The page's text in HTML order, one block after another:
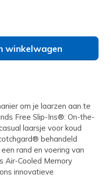
winkelwagen
om je laarzen aan te
Free Slip-Ins®: On-the-
laarsje voor koud
behandeld
rand en voering van
Air-Cooled Memory
innovatieve